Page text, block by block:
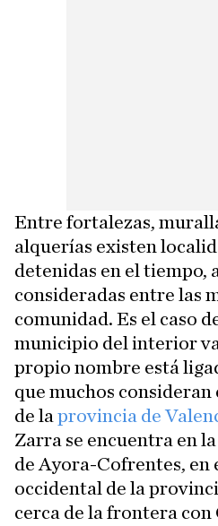
Entre fortalezas,
alquerías existen
detenidas en el tiempo,
consideradas entre las
comunidad. Es el caso
municipio del interior
propio nombre está
que muchos
de la provincia de
Zarra se encuentra en
de Ayora-Cofrentes, en
occidental de la
cerca de la frontera